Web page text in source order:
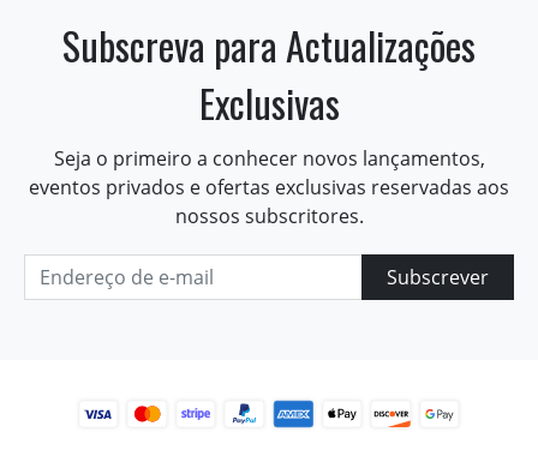
Subscreva para Actualizações
Exclusivas
Seja o primeiro a conhecer novos lançamentos,
eventos privados e ofertas exclusivas reservadas aos
nossos subscritores.
Subscrever